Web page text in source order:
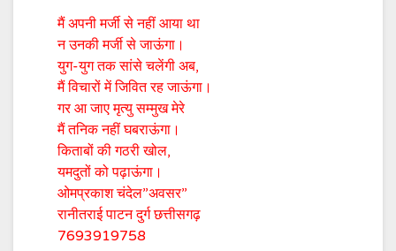
मैं अपनी मर्जी से नहीं आया था
न उनकी मर्जी से जाऊंगा।
युग-युग तक सांसे चलेंगी अब,
मैं विचारों में जिवित रह जाऊंगा।
गर आ जाए मृत्यु सम्मुख मेरे
मैं तनिक नहीं घबराऊंगा।
किताबों की गठरी खोल,
यमदुतों को पढ़ाऊंगा।
ओमप्रकाश चंदेल”अवसर”
रानीतराई पाटन दुर्ग छत्तीसगढ़
7693919758